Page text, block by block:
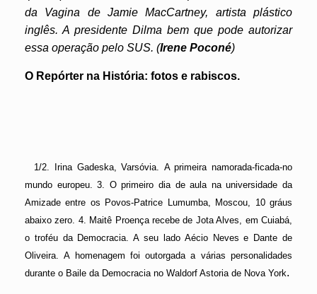
da Vagina de Jamie MacCartney, artista plástico
inglês. A presidente Dilma bem que pode autorizar
essa operação pelo SUS. (Irene Poconé)
O Repórter na História: fotos e rabiscos.
1/2. Irina Gadeska, Varsóvia. A primeira namorada-ficada-no
mundo europeu. 3. O primeiro dia de aula na universidade da
Amizade entre os Povos-Patrice Lumumba, Moscou, 10 gráus
abaixo zero. 4. Maitê Proença recebe de Jota Alves, em Cuiabá,
o troféu da Democracia. A seu lado Aécio Neves e Dante de
Oliveira. A homenagem foi outorgada a várias personalidades
durante o Baile da Democracia no Waldorf Astoria de Nova York.